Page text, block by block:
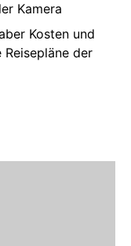
Kamera
Kosten und
der